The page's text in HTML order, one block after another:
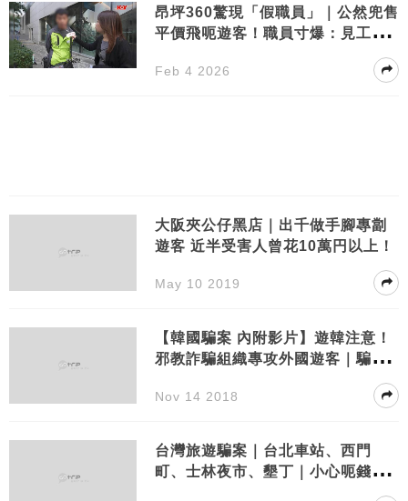
昂坪360驚現「假職員」｜公然兜售
平價飛呃遊客！職員寸爆：見工唔
Feb 4 2026
大阪夾公仔黑店｜出千做手腳專劏
遊客 近半受害人曾花10萬円以上！
May 10 2019
【韓國騙案 內附影片】遊韓注意！
邪教詐騙組織專攻外國遊客｜騙徒
Nov 14 2018
台灣旅遊騙案｜台北車站、西門
町、士林夜市、墾丁｜小心呃錢推